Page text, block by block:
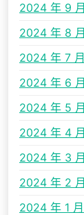
2024 年 9 月
2024 年 8 月
2024 年 7 月
2024 年 6 月
2024 年 5 月
2024 年 4 月
2024 年 3 月
2024 年 2 月
2024 年 1 月